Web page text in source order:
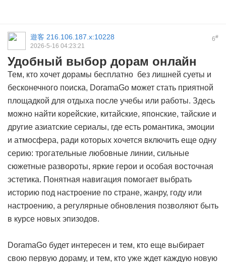
6#
遊客 216.106.187.x:10228
2026-5-16 04:23:21
Удобный выбор дорам онлайн
Тем, кто хочет дорамы бесплатно без лишней суеты и
бесконечного поиска, DoramaGo может стать приятной
площадкой для отдыха после учебы или работы. Здесь
можно найти корейские, китайские, японские, тайские и
другие азиатские сериалы, где есть романтика, эмоции
и атмосфера, ради которых хочется включить еще одну
серию: трогательные любовные линии, сильные
сюжетные развороты, яркие герои и особая восточная
эстетика. Понятная навигация помогает выбрать
историю под настроение по стране, жанру, году или
настроению, а регулярные обновления позволяют быть
в курсе новых эпизодов.
DoramaGo будет интересен и тем, кто еще выбирает
свою первую дораму, и тем, кто уже ждет каждую новую